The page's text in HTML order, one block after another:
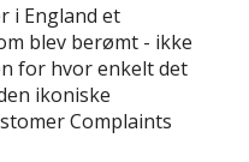
i England et
blev berømt - ikke
for hvor enkelt det
ikoniske
Complaints